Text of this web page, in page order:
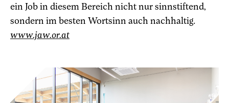
ein Job in diesem Bereich nicht nur sinnstiftend,
sondern im besten Wortsinn auch nachhaltig.
www.jaw.or.at